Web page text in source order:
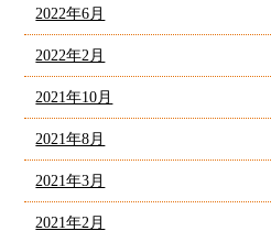
2022年6月
2022年2月
2021年10月
2021年8月
2021年3月
2021年2月